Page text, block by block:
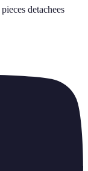
pieces detachees